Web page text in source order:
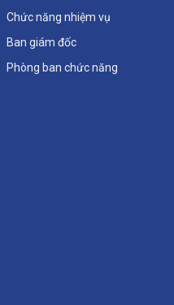
Chức năng nhiệm vụ
Ban giám đốc
Phòng ban chức năng